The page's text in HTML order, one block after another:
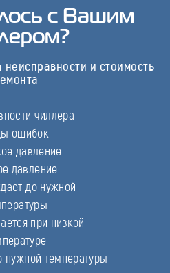
с Вашим
и стоимость
чиллера
ошибок
давление
давление
до нужной
при низкой
нужной температуры